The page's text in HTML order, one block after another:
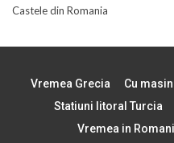
Castele din Romania
Vremea Grecia Cu
Statiuni litoral Turcia
Vremea in